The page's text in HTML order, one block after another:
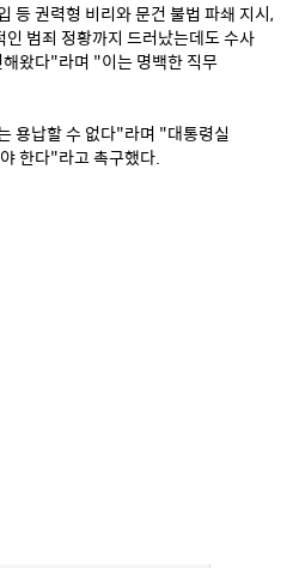
등 권력형 비리와 문건 불법 파쇄 지시,
범죄 정황까지 드러났는데도 수사
왔다"라며 "이는 명백한 직무
용납할 수 없다"라며 "대통령실
한다"라고 촉구했다.